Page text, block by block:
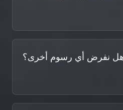
نفرض أي رسوم أخرى؟